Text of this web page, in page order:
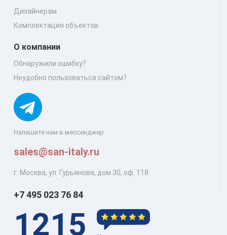
Напишите нам в мессенджер
sales@san-italy.ru
г. Москва, ул. Гурьянова, дом 30, оф. 118
Дизайнерам
Комплектация объектов
О компании
Обнаружили ошибку?
Неудобно пользоваться сайтом?
+7 495 023 76 84
1215